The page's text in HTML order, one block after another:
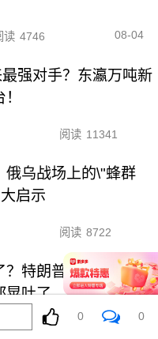
读 4746 08-04
强对手？东瀛万吨新
阅读 11341
俄乌战场上的\"蜂群
启示
阅读 8722
？特朗普这脚刹车，
晃吐了
0 0